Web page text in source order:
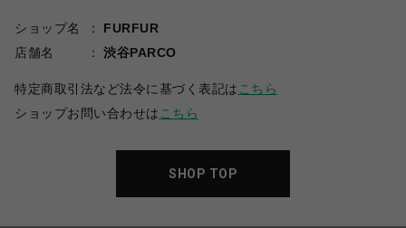
ショップ名
FURFUR
店舗名
渋谷PARCO
特定商取引法など法令に基づく表記は こちら
ショップお問い合わせは こちら
SHOP TOP